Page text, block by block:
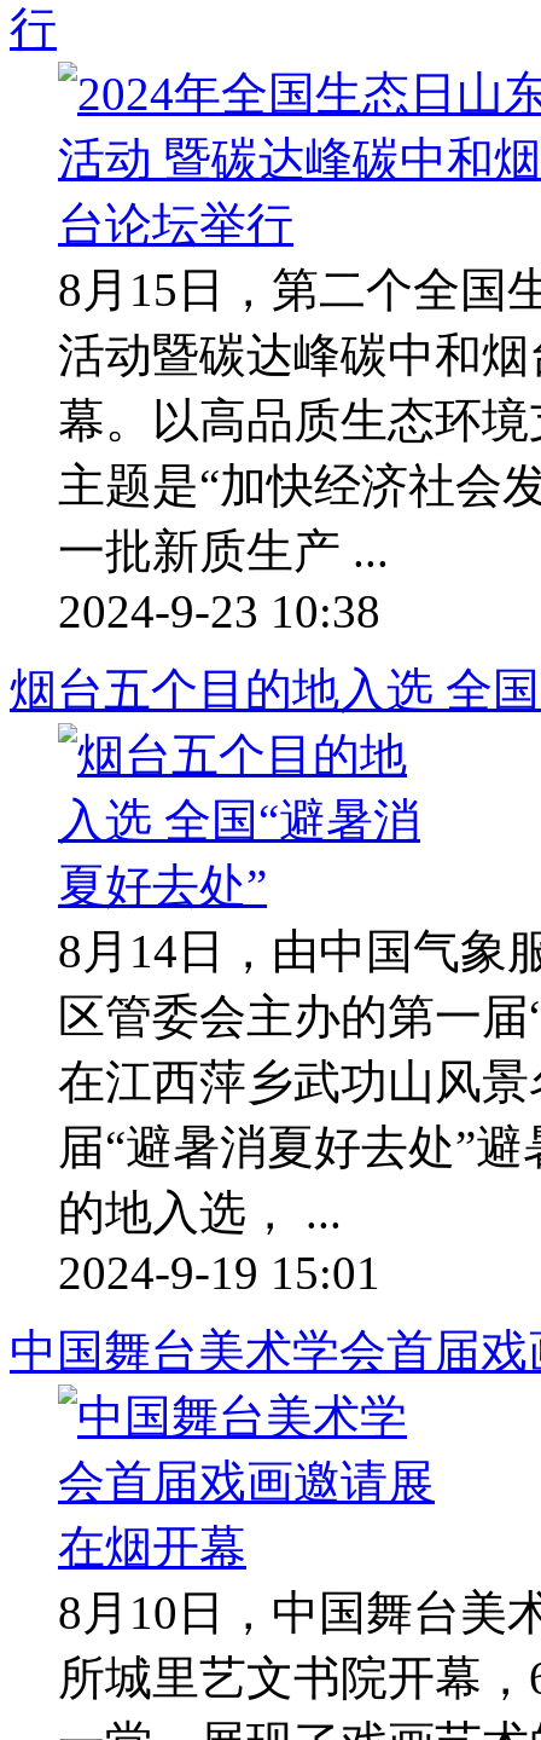
行
8月15日，第二个全国
活动暨碳达峰碳中和
幕。以高品质生态环
主题是“加快经济社会
一批新质生产 ...
2024-9-23 10:38
烟台五个目的地入选 全
8月14日，由中国气象
区管委会主办的第一
在江西萍乡武功山风
届“避暑消夏好去处”
的地入选， ...
2024-9-19 15:01
中国舞台美术学会首届
8月10日，中国舞台美
所城里艺文书院开幕